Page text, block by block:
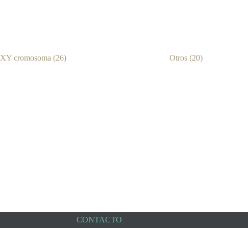
XY cromosoma (26) Otros(20)
CONTACTO